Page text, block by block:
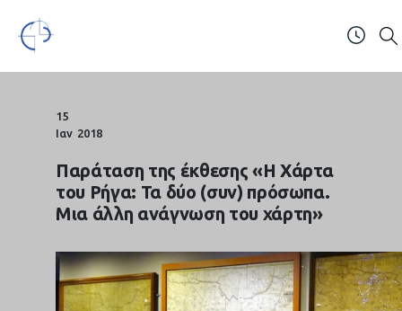
Open
15
Ιαν 2018
Παράταση της έκθεσης «Η Χάρτα
του Ρήγα: Τα δύο (συν) πρόσωπα.
Μια άλλη ανάγνωση του χάρτη»